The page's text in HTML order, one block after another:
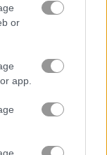
or
app.